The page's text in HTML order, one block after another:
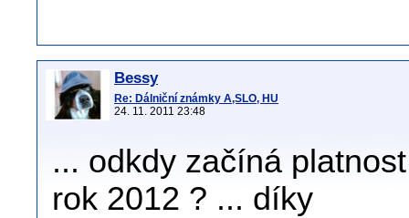
Bessy
Re: Dálniční známky A,SLO, HU
24. 11. 2011 23:48
... odkdy začíná
rok 2012 ? ... díky